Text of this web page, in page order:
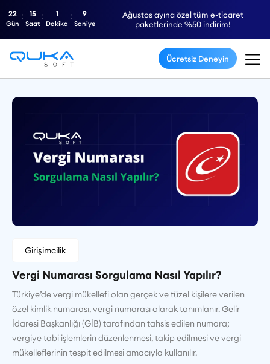
Ağustos ayına özel tüm e-ticaret
paketlerinde %50 indirim!
22
Gün
15
Saat
1
Dakika
8
Saniye
Ücretsiz Deneyin
Girişimcilik
Vergi Numarası Sorgulama Nasıl Yapılır?
Türkiye’de vergi mükellefi olan gerçek ve tüzel kişilere verilen
özel kimlik numarası, vergi numarası olarak tanımlanır. Gelir
İdaresi Başkanlığı (GİB) tarafından tahsis edilen numara;
vergiye tabi işlemlerin düzenlenmesi, takip edilmesi ve vergi
mükelleflerinin tespit edilmesi amacıyla kullanılır.